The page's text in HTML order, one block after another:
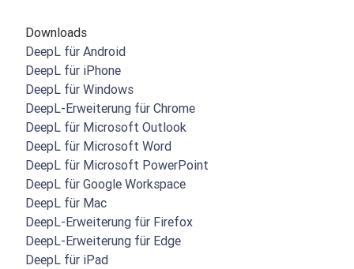
Downloads
DeepL für Android
DeepL für iPhone
DeepL für Windows
DeepL-Erweiterung für Chrome
DeepL für Microsoft Outlook
DeepL für Microsoft Word
DeepL für Microsoft PowerPoint
DeepL für Google Workspace
DeepL für Mac
DeepL-Erweiterung für Firefox
DeepL-Erweiterung für Edge
DeepL für iPad